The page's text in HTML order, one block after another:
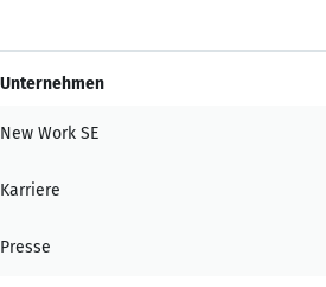
Unternehmen
New Work SE
Karriere
Presse